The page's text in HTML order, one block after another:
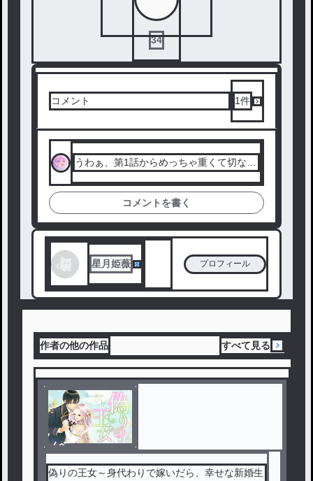
34
コメント 1件
うわぁ、第1話からめっちゃ重くて切ない
憶を持ったまま、身代わりとして育てら
れたミアが、ヴィオレッタの策略で濡れ
衣を着せられて処刑されるなんて、辛す
ぎるよ…。でも「絶対に許さない」って
復讐とか転生とかをめっちゃ期待しちゃ
✨
コメントを書く
星月姫薇 プロフィール
作者の他の作品 すべて見る
ノベ
偽りの王女～身代わりで嫁いだら、幸せな新婚生